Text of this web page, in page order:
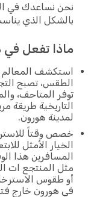
نحن نساعدك في
بالشكل الذي
ماذا تفعل في
استكشف المعالم
الطقس، تصبح
توفر المتاحف،
التاريخية طريقة
لمدينة هورون.
خصص وقتاً
الخيار الأمثل
المسافرين هذا
مثل المنتجع ات
أو طقوس
في هورون خارج